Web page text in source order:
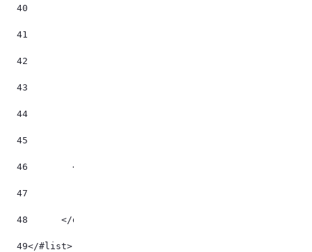
40
41
42
43
44
45
46
        </#list>
47
48
	</div>
49</#list>